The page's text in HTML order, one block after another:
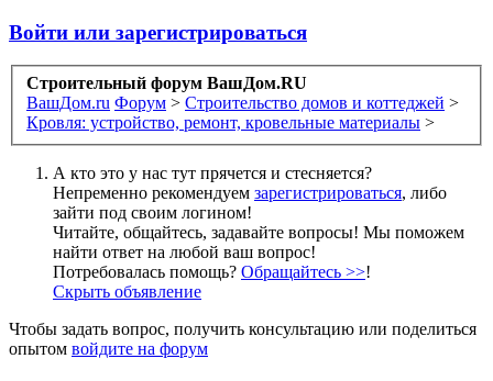
Войти или зарегистрироваться
Строительный форум ВашДом.RU
ВашДом.ru Форум > Строительство домов и коттеджей >
Кровля: устройство, ремонт, кровельные материалы >
А кто это у нас тут прячется и стесняется?
Непременно рекомендуем зарегистрироваться, либо
зайти под своим логином!
Читайте, общайтесь, задавайте вопросы! Мы поможем
найти ответ на любой ваш вопрос!
Потребовалась помощь? Обращайтесь >>!
Скрыть объявление
Чтобы задать вопрос, получить консультацию или поделиться
опытом войдите на форум